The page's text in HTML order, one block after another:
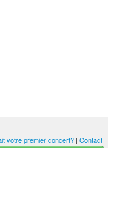
votre premier concert? | Contact